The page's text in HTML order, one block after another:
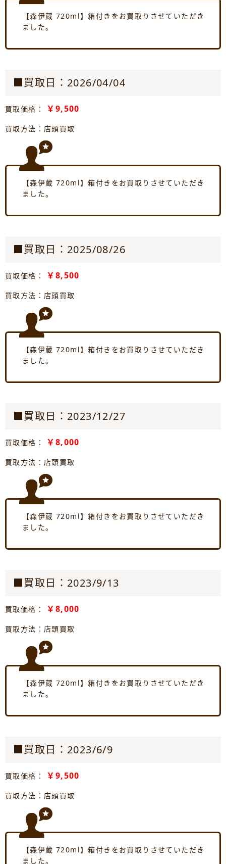
【森伊蔵 720ml】箱付きをお買取りさせていただき
ました。
■買取日：2026/04/04
買取価格： ￥9,500
買取方法：店頭買取
【森伊蔵 720ml】箱付きをお買取りさせていただき
ました。
■買取日：2025/08/26
買取価格： ￥8,500
買取方法：店頭買取
【森伊蔵 720ml】箱付きをお買取りさせていただき
ました。
■買取日：2023/12/27
買取価格： ￥8,000
買取方法：店頭買取
【森伊蔵 720ml】箱付きをお買取りさせていただき
ました。
■買取日：2023/9/13
買取価格： ￥8,000
買取方法：店頭買取
【森伊蔵 720ml】箱付きをお買取りさせていただき
ました。
■買取日：2023/6/9
買取価格： ￥9,500
買取方法：店頭買取
【森伊蔵 720ml】箱付きをお買取りさせていただき
ました。